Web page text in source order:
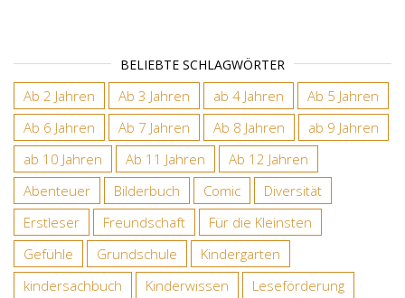
BELIEBTE SCHLAGWÖRTER
Ab 2 Jahren Ab 3 Jahren ab 4 Jahren
Ab 5 Jahren
Ab 6 Jahren
Ab 7 Jahren Ab 8 Jahren
ab 9 Jahren
ab 10 Jahren
Ab 11 Jahren
Ab 12 Jahren
Abenteuer
Bilderbuch Comic
Diversität
Erstleser
Freundschaft
Für die Kleinsten
Gefühle
Grundschule
Kindergarten
kindersachbuch
Kinderwissen
Leseförderung